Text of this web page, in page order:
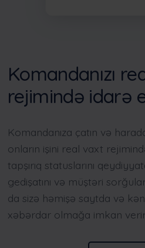
Komandanızı
rejimində idarə
Komandanıza çatın və
onların işini real vaxt
tapşırıq statuslarını
gedişatını və müştəri
da sizə həmişə saytda və
xəbərdar olmağa imkan